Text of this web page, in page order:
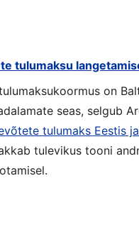
tulumaksu
on
seas, selgub
tulumaks Eestis
tulevikus tooni